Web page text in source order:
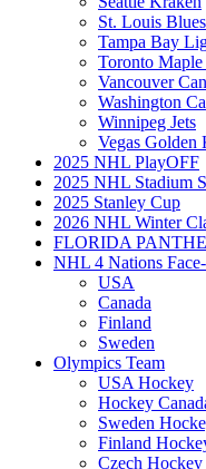
St. Louis Blues
Tampa Bay
Toronto Maple
Vancouver
Washington
Winnipeg Jets
Vegas Golden
2025 NHL PlayOFF
2025 NHL Stadium
2025 Stanley Cup
2026 NHL Winter
FLORIDA
NHL 4 Nations
USA
Canada
Finland
Sweden
Olympics Team
USA Hockey
Hockey
Sweden
Finland
Czech Hockey